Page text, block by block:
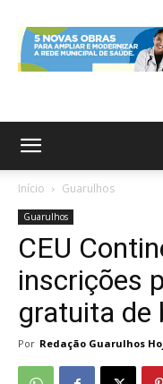
Início Guarulhos
Guarulhos
CEU
inscrições
gratuita de
Por Redação Guarulhos